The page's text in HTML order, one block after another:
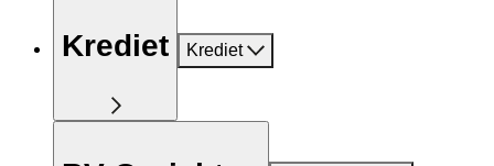
Krediet Krediet